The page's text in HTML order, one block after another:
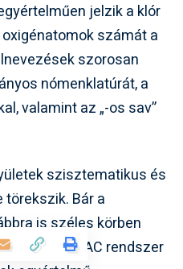
jelzik a klór
számát a
szorosan
nómenklatúrát, a
valamint az „-os sav”
szisztematikus és
Bár a
is széles körben
az IUPAC rendszer